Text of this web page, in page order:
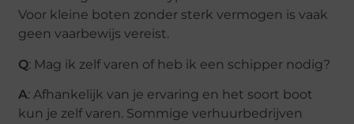
Voor kleine boten zonder sterk vermogen is vaak
geen vaarbewijs vereist.
Q: Mag ik zelf varen of heb ik een schipper nodig?
A: Afhankelijk van je ervaring en het soort boot
kun je zelf varen. Sommige verhuurbedrijven